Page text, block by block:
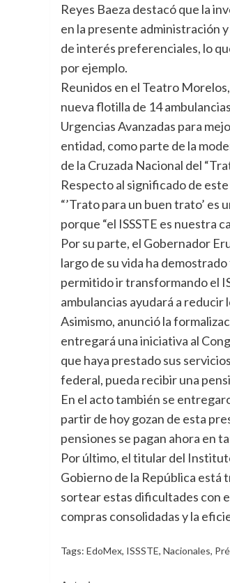
Reyes Baeza destacó que la
en la presente administración
de interés preferenciales, lo
por ejemplo.
Reunidos en el Teatro
nueva flotilla de 14
Urgencias Avanzadas para
entidad, como parte de la
de la Cruzada Nacional del
Respecto al significado de
“’Trato para un buen trato’ es
porque “el ISSSTE es nuestra
Por su parte, el Gobernador
largo de su vida ha
permitido ir transformando el
ambulancias ayudará a reducir
Asimismo, anunció la
entregará una iniciativa al
que haya prestado sus
federal, pueda recibir una
En el acto también se
partir de hoy gozan de esta
pensiones se pagan ahora en
Por último, el titular del
Gobierno de la República está
sortear estas dificultades con
compras consolidadas y la
Tags: EdoMex, ISSSTE, Nacionales,